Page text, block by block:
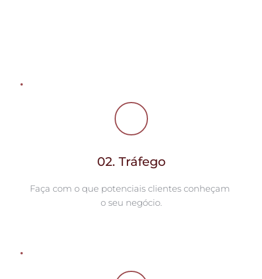
02. Tráfego
Faça com o que potenciais clientes conheçam
o seu negócio.